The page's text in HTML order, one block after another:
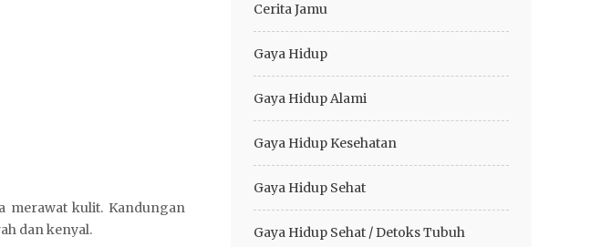
merawat kulit. Kandungan
dan kenyal.
Cerita Jamu
Gaya Hidup
Gaya Hidup Alami
Gaya Hidup Kesehatan
Gaya Hidup Sehat
Gaya Hidup Sehat / Detoks Tubuh